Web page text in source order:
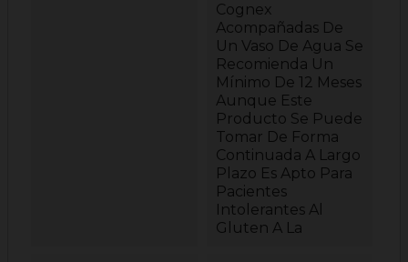
Cognex
Acompañadas De
Un Vaso De Agua Se
Recomienda Un
Mínimo De 12 Meses
Aunque Este
Producto Se Puede
Tomar De Forma
Continuada A Largo
Plazo Es Apto Para
Pacientes
Intolerantes Al
Gluten A La